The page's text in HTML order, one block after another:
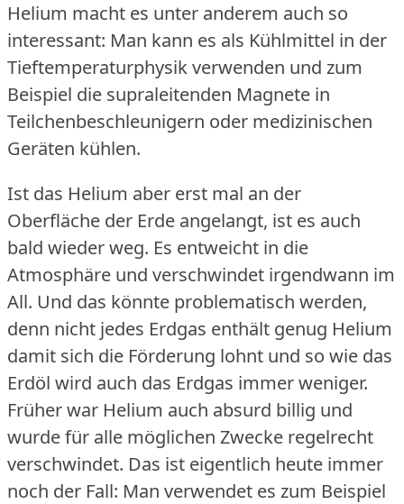
Helium macht es unter anderem auch so
interessant: Man kann es als Kühlmittel in der
Tieftemperaturphysik verwenden und zum
Beispiel die supraleitenden Magnete in
Teilchenbeschleunigern oder medizinischen
Geräten kühlen.
Ist das Helium aber erst mal an der
Oberfläche der Erde angelangt, ist es auch
bald wieder weg. Es entweicht in die
Atmosphäre und verschwindet irgendwann im
All. Und das könnte problematisch werden,
denn nicht jedes Erdgas enthält genug Helium
damit sich die Förderung lohnt und so wie das
Erdöl wird auch das Erdgas immer weniger.
Früher war Helium auch absurd billig und
wurde für alle möglichen Zwecke regelrecht
verschwindet. Das ist eigentlich heute immer
noch der Fall: Man verwendet es zum Beispiel